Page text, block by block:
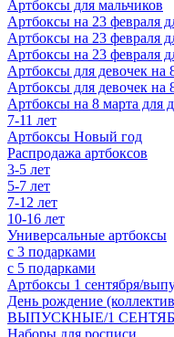
Артбоксы для мальчиков
Артбоксы на 23 февраля
Артбоксы на 23 февраля
Артбоксы на 23 февраля
Артбоксы для девочек на
Артбоксы для девочек на
Артбоксы на 8 марта для
7-11 лет
Артбоксы Новый год
Распродажа артбоксов
3-5 лет
5-7 лет
7-12 лет
10-16 лет
Универсальные артбоксы
с 3 подарками
с 5 подарками
Артбоксы 1 сентября/
День рождение
ВЫПУСКНЫЕ/1
Наборы для росписи